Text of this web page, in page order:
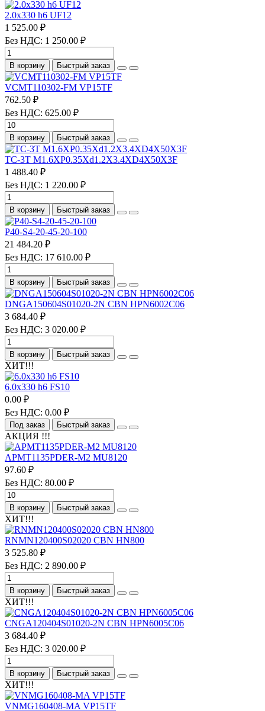
2.0х330 h6 UF12
1 525.00 ₽
Без НДС: 1 250.00 ₽
В корзину Быстрый заказ
VCMT110302-FM VP15TF
762.50 ₽
Без НДС: 625.00 ₽
В корзину Быстрый заказ
TC-3T M1.6XP0.35Xd1.2X3.4XD4X50X3F
1 488.40 ₽
Без НДС: 1 220.00 ₽
В корзину Быстрый заказ
P40-S4-20-45-20-100
21 484.20 ₽
Без НДС: 17 610.00 ₽
В корзину Быстрый заказ
DNGA150604S01020-2N CBN HPN6002C06
3 684.40 ₽
Без НДС: 3 020.00 ₽
В корзину Быстрый заказ
ХИТ!!!
6.0х330 h6 FS10
0.00 ₽
Без НДС: 0.00 ₽
Под заказ Быстрый заказ
АКЦИЯ !!!
APMT1135PDER-M2 MU8120
97.60 ₽
Без НДС: 80.00 ₽
В корзину Быстрый заказ
ХИТ!!!
RNMN120400S02020 CBN HN800
3 525.80 ₽
Без НДС: 2 890.00 ₽
В корзину Быстрый заказ
ХИТ!!!
CNGA120404S01020-2N CBN HPN6005C06
3 684.40 ₽
Без НДС: 3 020.00 ₽
В корзину Быстрый заказ
ХИТ!!!
VNMG160408-MA VP15TF